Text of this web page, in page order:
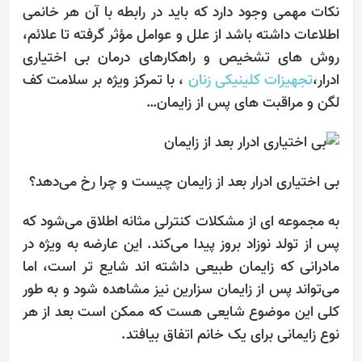
نکات مهمی وجود دارد که باید در رابطه با آن هر خانمی
اطلاعات داشته باشد از علل و عوامل مؤثر گرفته تا علائم،
روش ‌های تشخیص و راهکارهای درمان بی‌ اختیاری
ادرار،تجهیزات کلینیکی زنان ، با تمرکز ویژه بر سلامت کف
لگن و مراقبت ‌های پس از زایمان…
بی‌ اختیاری ادرار بعد از زایمان چیست و چرا رخ می‌دهد؟
به مجموعه ‌ای از مشکلات کنترلی مثانه اطلاق می‌شود که
پس از تولد نوزاد بروز پیدا می‌کند. این عارضه به ‌ویژه در
مادرانی که زایمان طبیعی داشته ‌اند شایع‌ تر است، اما
می‌تواند پس از زایمان سزارین نیز مشاهده شود و به طور
کلی این موضوع شایعی هست که ممکن است بعد از هر
نوع زایمانی برای یک خانم اتفاق بیافتد.